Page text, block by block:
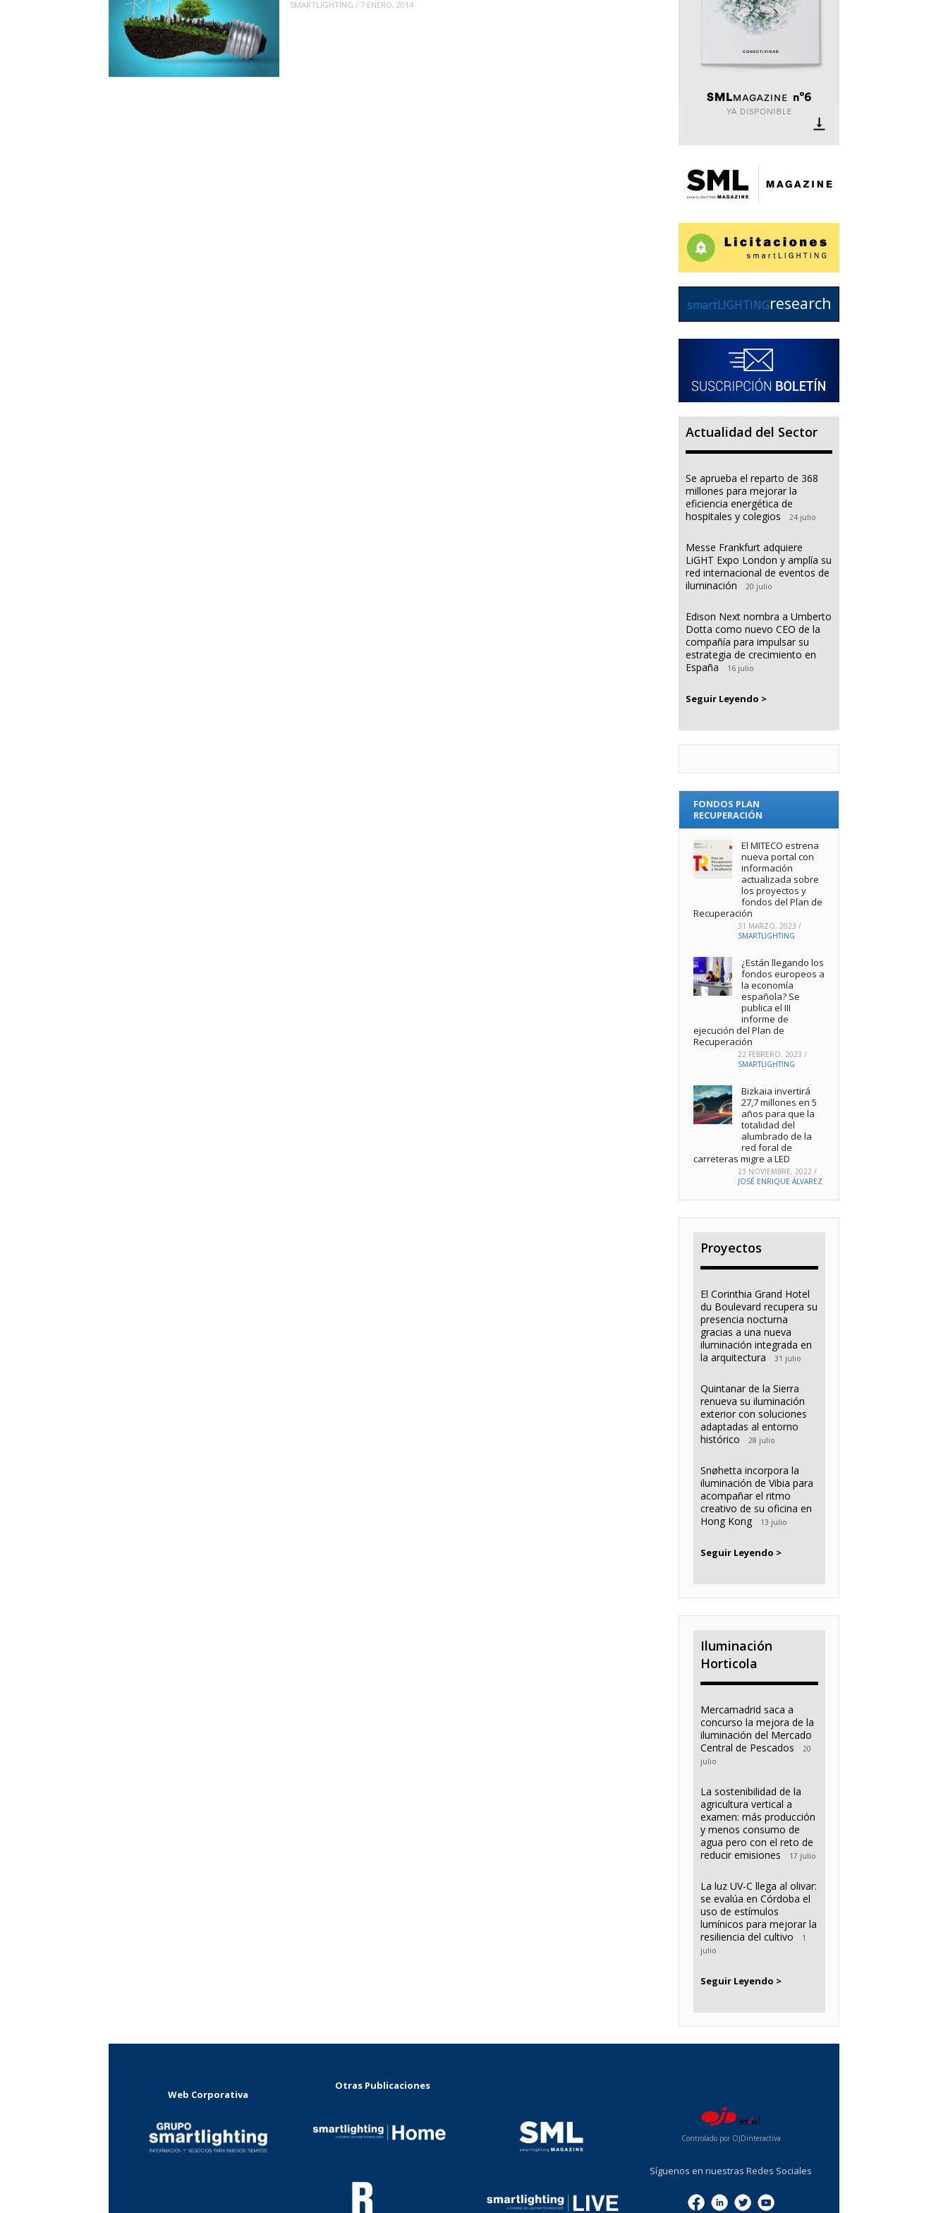
SMARTLIGHTING / 7 ENERO, 2014
smartLIGHTINGresearch
Actualidad del Sector
Se aprueba el reparto de 368
millones para mejorar la
eficiencia energética de
hospitales y colegios
24 julio
Messe Frankfurt adquiere
LiGHT Expo London y amplía su
red internacional de eventos de
iluminación
20 julio
Edison Next nombra a Umberto
Dotta como nuevo CEO de la
compañía para impulsar su
estrategia de crecimiento en
España
16 julio
Seguir Leyendo >
FONDOS PLAN
RECUPERACIÓN
El MITECO estrena
nueva portal con
información
actualizada sobre
los proyectos y
fondos del Plan de
Recuperación
31 MARZO, 2023 /
SMARTLIGHTING
¿Están llegando los
fondos europeos a
la economía
española? Se
publica el III
informe de
ejecución del Plan de
Recuperación
22 FEBRERO, 2023 /
SMARTLIGHTING
Bizkaia invertirá
27,7 millones en 5
años para que la
totalidad del
alumbrado de la
red foral de
carreteras migre a LED
23 NOVIEMBRE, 2022 /
JOSÉ ENRIQUE ÁLVAREZ
Proyectos
El Corinthia Grand Hotel
du Boulevard recupera su
presencia nocturna
gracias a una nueva
iluminación integrada en
la arquitectura
31 julio
Quintanar de la Sierra
renueva su iluminación
exterior con soluciones
adaptadas al entorno
histórico
28 julio
Snøhetta incorpora la
iluminación de Vibia para
acompañar el ritmo
creativo de su oficina en
Hong Kong
13 julio
Seguir Leyendo >
Iluminación
Horticola
Mercamadrid saca a
concurso la mejora de la
iluminación del Mercado
Central de Pescados
20
julio
La sostenibilidad de la
agricultura vertical a
examen: más producción
y menos consumo de
agua pero con el reto de
reducir emisiones
17 julio
La luz UV-C llega al olivar:
se evalúa en Córdoba el
uso de estímulos
lumínicos para mejorar la
resiliencia del cultivo
1
julio
Seguir Leyendo >
Web Corporativa
Otras Publicaciones
Controlado por OJDinteractiva
Síguenos en nuestras Redes Sociales